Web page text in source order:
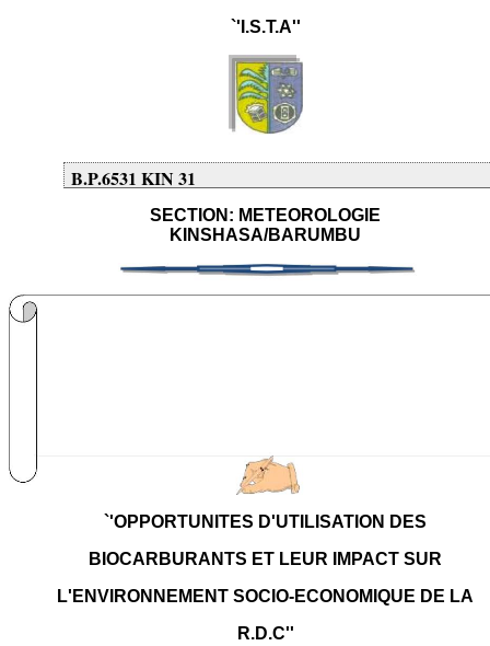
`'I.S.T.A''
B.P.6531 KIN 31
SECTION: METEOROLOGIE
KINSHASA/BARUMBU
`'OPPORTUNITES D'UTILISATION DES
BIOCARBURANTS ET LEUR IMPACT SUR
L'ENVIRONNEMENT SOCIO-ECONOMIQUE DE LA
R.D.C''